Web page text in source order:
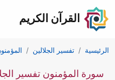
القرآن الكريم
الرئيسية تفسير الجلالين
سورة المؤمنون تفسير